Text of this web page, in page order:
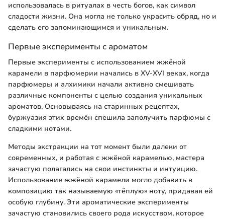
использовалась в ритуалах в честь богов, как символ
сладости жизни. Она могла не только украсить обряд, но и
сделать его запоминающимся и уникальным.
Первые эксперименты с ароматом
Первые эксперименты с использованием жжёной
карамели в парфюмерии начались в XV-XVI веках, когда
парфюмеры и алхимики начали активно смешивать
различные компоненты с целью создания уникальных
ароматов. Основываясь на старинных рецептах,
буржуазия этих времён спешила заполучить парфюмы с
сладкими нотами.
Методы экстракции на тот момент были далеки от
современных, и работая с жжёной карамелью, мастера
зачастую полагались на свои инстинкты и интуицию.
Использование жжёной карамели могло добавить в
композицию так называемую «тёплую» ноту, придавая ей
особую глубину. Эти ароматические эксперименты
зачастую становились своего рода искусством, которое